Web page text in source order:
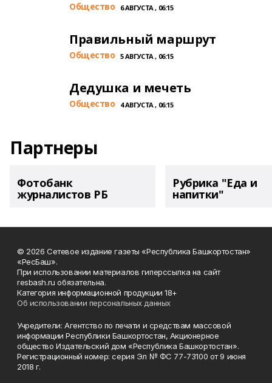
Общество 6 АВГУСТА , 06:15
Правильный маршрут
Общество 5 АВГУСТА , 06:15
Дедушка и мечеть
Общество 4 АВГУСТА , 06:15
Партнеры
Фотобанк
журналистов РБ
Рубрика "Еда и
напитки"
© 2026 Сетевое издание газеты «Республика Башкортостан»
«РесБаш».
При использовании материалов гиперссылка на сайт
resbash.ru обязательна.
Категория информационной продукции 18+
Об использовании персональных данных
Учредители: Агентство по печати и средствам массовой
информации Республики Башкортостан, Акционерное
общество Издательский дом «Республика Башкортостан».
Регистрационный номер: серия Эл № ФС 77-73100 от 9 июня
2018 г.